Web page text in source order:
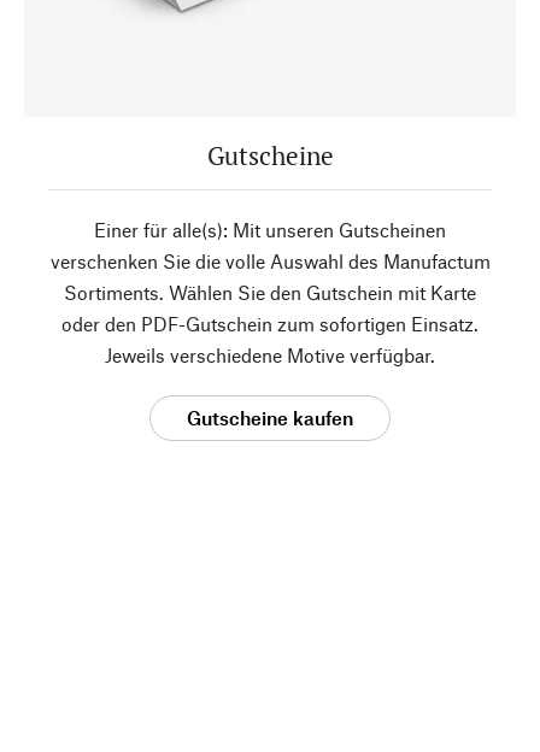
Gutscheine
Einer für alle(s): Mit unseren Gutscheinen
verschenken Sie die volle Auswahl des Manufactum
Sortiments. Wählen Sie den Gutschein mit Karte
oder den PDF-Gutschein zum sofortigen Einsatz.
Jeweils verschiedene Motive verfügbar.
Gutscheine kaufen